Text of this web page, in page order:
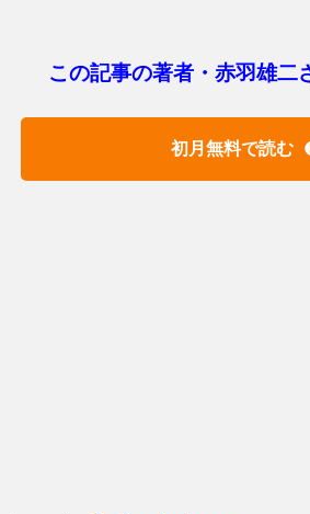
この記事の著者・赤羽雄二
初月無料で読む